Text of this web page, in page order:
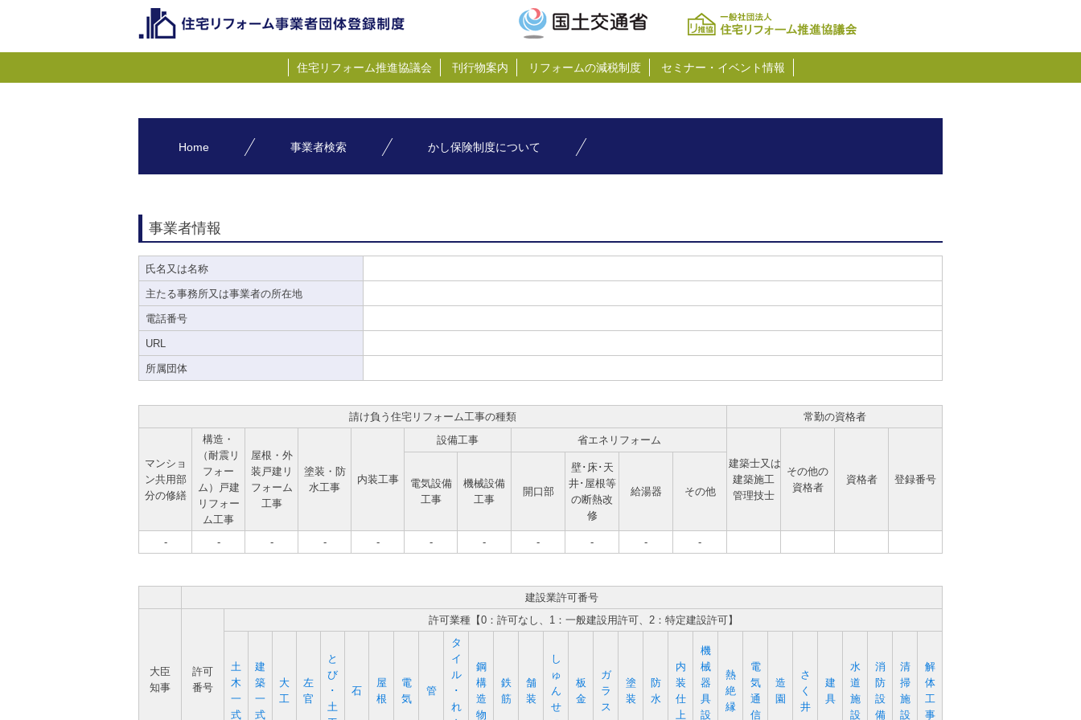
住宅リフォーム推進協議会 刊行物案内 リフォームの減税制度 セミナー・イベント情報
Home 事業者検索 かし保険制度について
事業者情報
氏名又は名称
主たる事務所又は事業者の所在地
電話番号
URL
所属団体
請け負う住宅リフォーム工事の種類 常勤の資格者
マンショ
ン共用部
分の修繕
構造・
（耐震リ
フォー
ム）戸建
リフォー
ム工事
屋根・外
装戸建リ
フォーム
工事
塗装・防
水工事
内装工事
設備工事
省エネリフォーム
建築士又は
建築施工
管理技士
その他の
資格者
資格者 登録番号
電気設備
工事
機械設備
工事
開口部
壁･床･天
井･屋根等
の断熱改
修
給湯器 その他
- - - - - - - - - - -
建設業許可番号
大臣
知事
許可
番号
許可業種【0：許可なし、1：一般建設用許可、2：特定建設許可】
土
木
一
式
建
築
一
式
大
工
左
官
と
び
･
土
石
屋
根
電
気
管
タ
イ
ル
･
れ
鋼
構
造
物
鉄
筋
舗
装
し
ゅ
ん
せ
板
金
ガ
ラ
ス
塗
装
防
水
内
装
仕
上
機
械
器
具
設
熱
絶
縁
電
気
通
信
造
園
さ
く
井
建
具
水
道
施
設
消
防
設
備
清
掃
施
設
解
体
工
事